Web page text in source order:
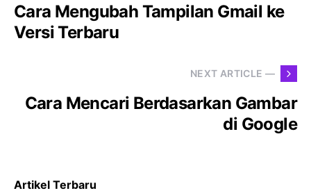
Cara Mengubah Tampilan Gmail ke
Versi Terbaru
NEXT ARTICLE —
Cara Mencari Berdasarkan Gambar
di Google
Artikel Terbaru